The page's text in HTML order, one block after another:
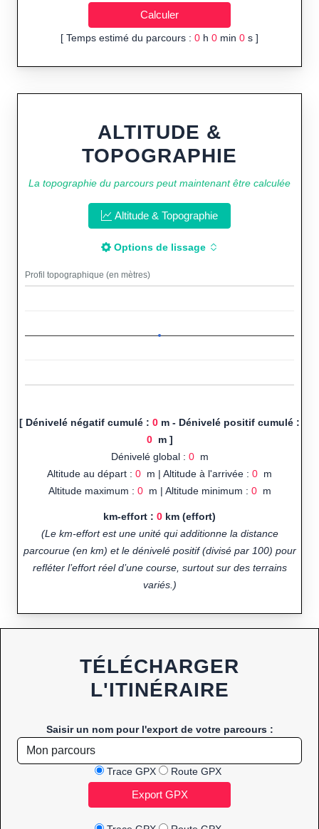
[ Temps estimé du parcours : 0 h 0 min 0 s ]
ALTITUDE &
TOPOGRAPHIE
La topographie du parcours peut maintenant être calculée
Altitude & Topographie
Options de lissage
Profil topographique (en mètres)
[ Dénivelé négatif cumulé : 0 m - Dénivelé positif cumulé :
0m ]
Dénivelé global : 0m
Altitude au départ : 0 m | Altitude à l'arrivée : 0 m
Altitude maximum : 0m | Altitude minimum : 0m
km-effort : 0 km (effort)
(Le km-effort est une unité qui additionne la distance
parcourue (en km) et le dénivelé positif (divisé par 100) pour
refléter l’effort réel d’une course, surtout sur des terrains
variés.)
TÉLÉCHARGER
L'ITINÉRAIRE
Saisir un nom pour l'export de votre parcours :
Trace GPX Route GPX